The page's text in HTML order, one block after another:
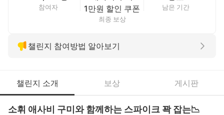
참여자
1만원 할인 쿠폰
최종 보상
남은 기간
챌린지 참여방법 알아보기
챌린지 소개 보상 게시판
소휘 애사비 구미와 함께하는 스파이크 꽉 잡는📉